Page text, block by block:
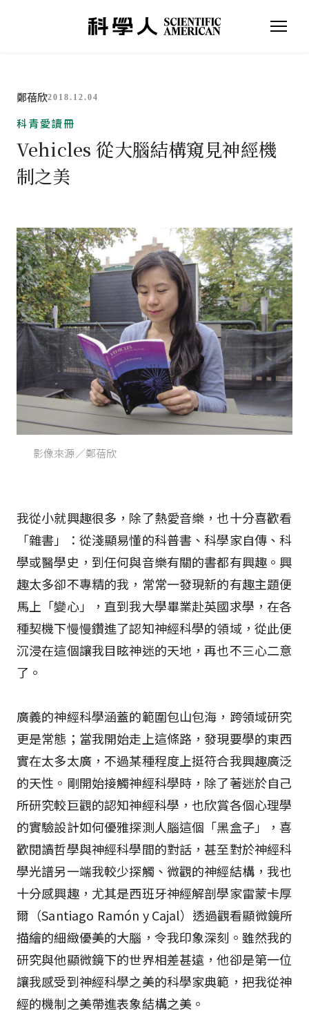
鄭蓓欣2018.12.04
科青愛讀冊
Vehicles 從大腦結構窺見神經機
制之美
影像來源／鄭蓓欣
我從小就興趣很多，除了熱愛音樂，也十分喜歡看
「雜書」：從淺顯易懂的科普書、科學家自傳、科
學或醫學史，到任何與音樂有關的書都有興趣。興
趣太多卻不專精的我，常常一發現新的有趣主題便
馬上「變心」，直到我大學畢業赴英國求學，在各
種契機下慢慢鑽進了認知神經科學的領域，從此便
沉浸在這個讓我目眩神迷的天地，再也不三心二意
了。
廣義的神經科學涵蓋的範圍包山包海，跨領域研究
更是常態；當我開始走上這條路，發現要學的東西
實在太多太廣，不過某種程度上挺符合我興趣廣泛
的天性。剛開始接觸神經科學時，除了著迷於自己
所研究較巨觀的認知神經科學，也欣賞各個心理學
的實驗設計如何優雅探測人腦這個「黑盒子」，喜
歡閱讀哲學與神經科學間的對話，甚至對於神經科
學光譜另一端我較少探觸、微觀的神經結構，我也
十分感興趣，尤其是西班牙神經解剖學家雷蒙卡厚
爾（Santiago Ramón y Cajal）透過觀看顯微鏡所
描繪的細緻優美的大腦，令我印象深刻。雖然我的
研究與他顯微鏡下的世界相差甚遠，他卻是第一位
讓我感受到神經科學之美的科學家典範，把我從神
經的機制之美帶進表象結構之美。